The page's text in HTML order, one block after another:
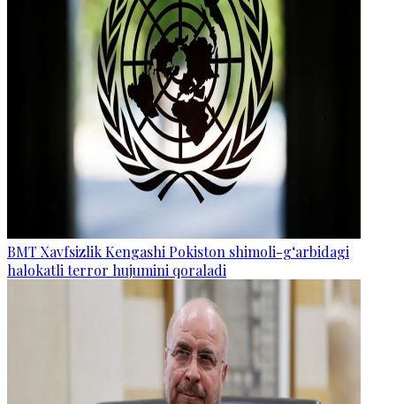
BMT Xavfsizlik Kengashi Pokiston shimoli-g‘arbidagi
halokatli terror hujumini qoraladi